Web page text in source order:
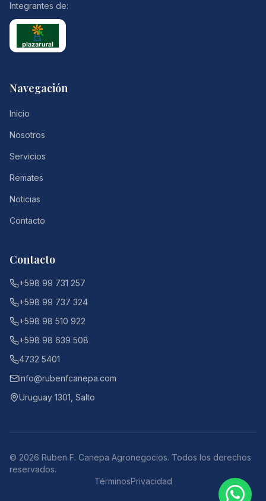
Integrantes de:
Navegación
Inicio
Nosotros
Servicios
Remates
Noticias
Contacto
Contacto
+598 99 731 257
+598 99 737 324
+598 98 510 922
+598 98 639 508
4732 5401
info@rubenfcanepa.com
Uruguay 1301, Salto
© 2026 Ruben F. Canepa Agronegocios. Todos los derechos
reservados.
TérminosPrivacidad